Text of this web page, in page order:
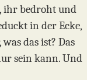
ihr bedroht und
in der Ecke,
das ist? Das
sein kann. Und